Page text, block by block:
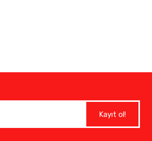
Kayıt ol!